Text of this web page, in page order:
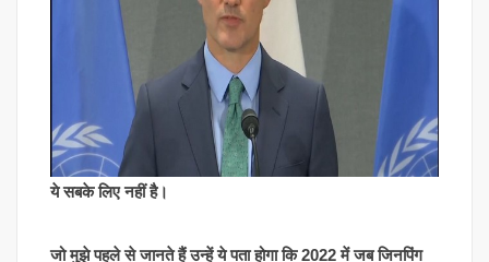
ये सबके लिए नहीं है।
जो मुझे पहले से जानते हैं उन्हें ये पता होगा कि 2022 में जब जिनपिंग